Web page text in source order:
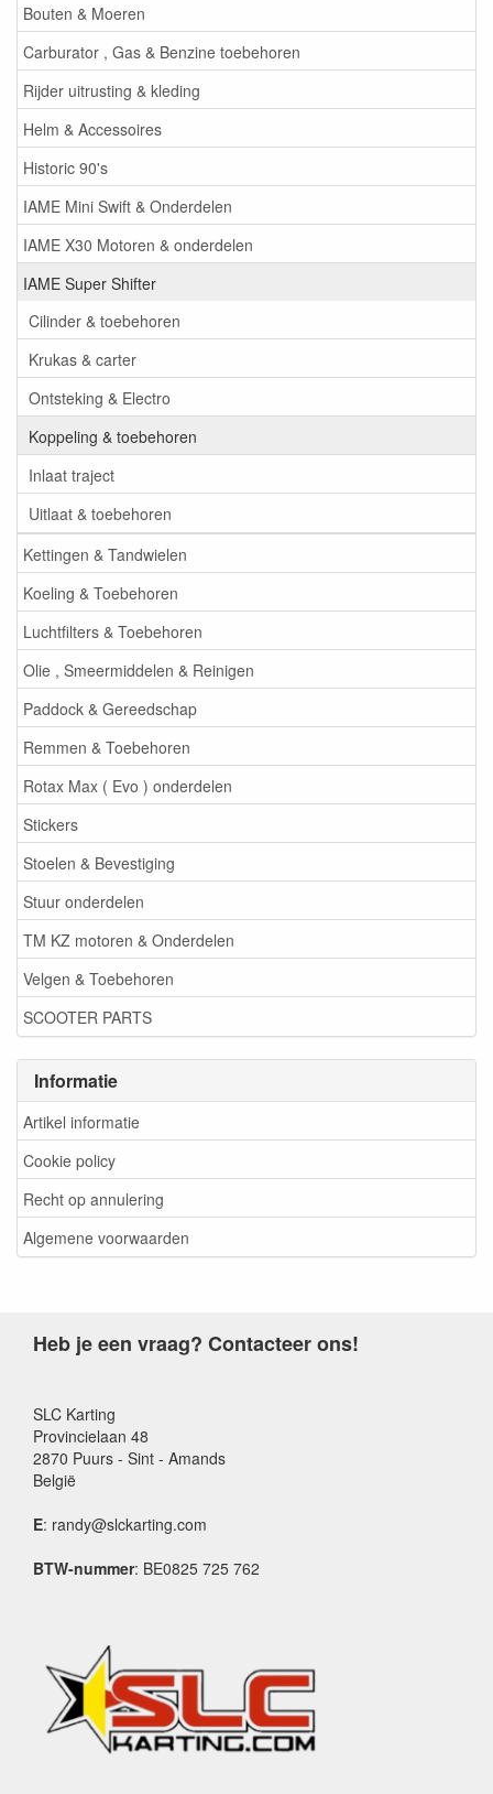
Bouten & Moeren
Carburator , Gas & Benzine toebehoren
Rijder uitrusting & kleding
Helm & Accessoires
Historic 90's
IAME Mini Swift & Onderdelen
IAME X30 Motoren & onderdelen
IAME Super Shifter
Cilinder & toebehoren
Krukas & carter
Ontsteking & Electro
Koppeling & toebehoren
Inlaat traject
Uitlaat & toebehoren
Kettingen & Tandwielen
Koeling & Toebehoren
Luchtfilters & Toebehoren
Olie , Smeermiddelen & Reinigen
Paddock & Gereedschap
Remmen & Toebehoren
Rotax Max ( Evo ) onderdelen
Stickers
Stoelen & Bevestiging
Stuur onderdelen
TM KZ motoren & Onderdelen
Velgen & Toebehoren
SCOOTER PARTS
Informatie
Artikel informatie
Cookie policy
Recht op annulering
Algemene voorwaarden
Heb je een vraag? Contacteer ons!
SLC Karting
Provincielaan 48
2870 Puurs - Sint - Amands
België
E: randy@slckarting.com
BTW-nummer: BE0825 725 762